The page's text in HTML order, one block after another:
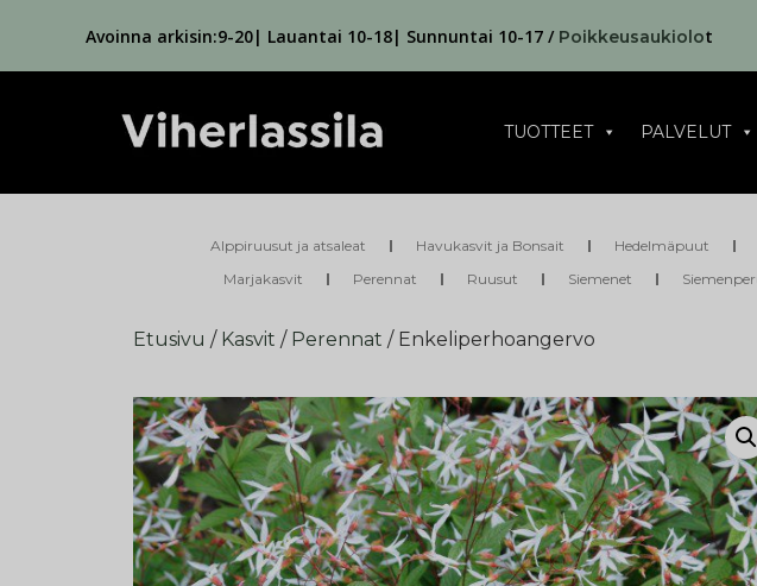
Avoinna arkisin:9-20| Lauantai 10-18| Sunnuntai 10-17 / Poikkeusaukiolot
TUOTTEET PALVELUT
Alppiruusut ja atsaleat Havukasvit ja Bonsait Hedelmäpuut
Marjakasvit
Perennat Ruusut Siemenet
Etusivu / Kasvit / Perennat / Enkeliperhoangervo